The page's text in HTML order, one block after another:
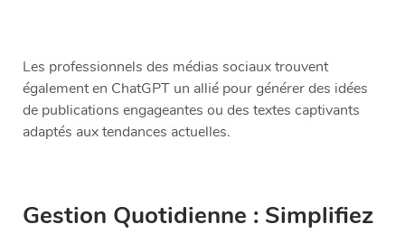
Les professionnels des médias sociaux trouvent
également en ChatGPT un allié pour générer des idées
de publications engageantes ou des textes captivants
adaptés aux tendances actuelles.
Gestion Quotidienne : Simplifiez